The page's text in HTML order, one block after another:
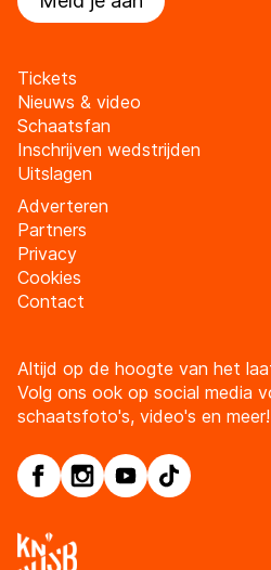
Tickets
Nieuws & video
Schaatsfan
Inschrijven wedstrijden
Uitslagen
Adverteren
Partners
Privacy
Cookies
Contact
Altijd op de hoogte van het
Volg ons ook op social media
schaatsfoto's, video's en meer!